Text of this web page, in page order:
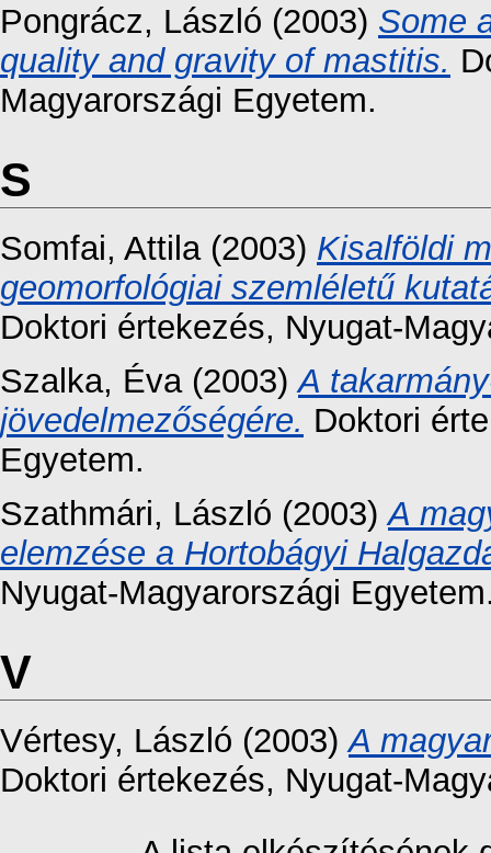
Pongrácz, László (2003) Some
quality and gravity of mastitis.
Magyarországi Egyetem.
S
Somfai, Attila(2003) Kisalföldi
geomorfológiai szemléletű
Doktori értekezés, Nyugat-
Szalka, Éva(2003)A
jövedelmezőségére. Doktori
Egyetem.
Szathmári, László (2003)A
elemzése a Hortobágyi
Nyugat-Magyarországi
V
Vértesy, László (2003)A
Doktori értekezés, Nyugat-